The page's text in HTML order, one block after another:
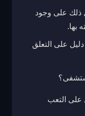
ذلك على وجود
بها.
على التعلق
التعب